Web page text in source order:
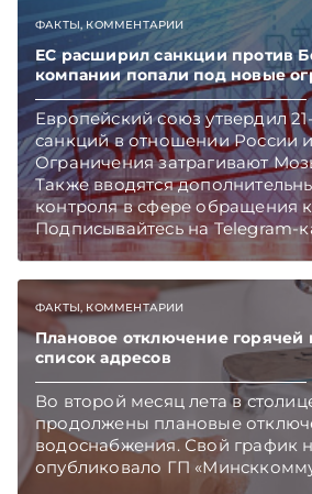
работников в сельском
на уровне главы государства.
на Telegram‑канал и Viber.
экономике Беларуси —
TelegramViber
ФАКТЫ, КОММЕНТАРИИ
ЕС расширил санкции против
компании попали под новые
Европейский союз утвердил
санкций в отношении России
Ограничения затрагивают
Также вводятся
контроля в сфере обращения
Подписывайтесь на
Главное об экономике
ФАКТЫ, КОММЕНТАРИИ
Плановое отключение
список адресов
Во второй месяц лета в
продолжены плановые
водоснабжения. Свой график
опубликовало ГП